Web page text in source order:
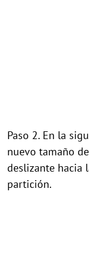
Paso 2. En la
nuevo tamaño
deslizante hacia
partición.